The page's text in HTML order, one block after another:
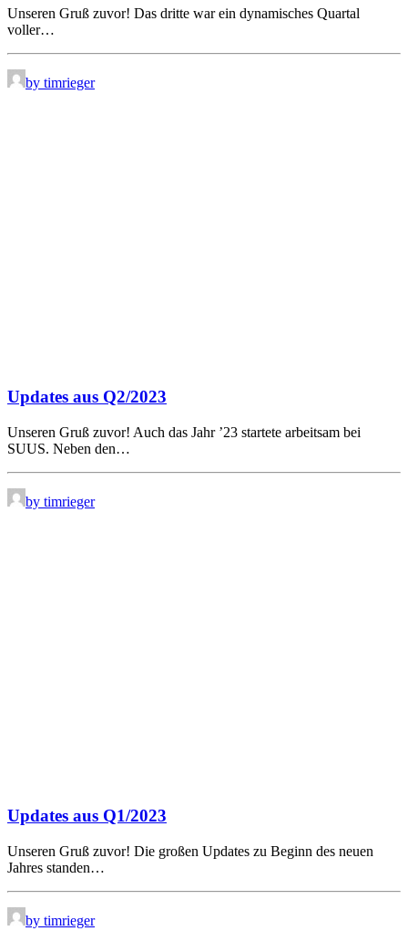
Unseren Gruß zuvor! Das dritte war ein dynamisches Quartal
voller…
by timrieger
Updates aus Q2/2023
Unseren Gruß zuvor! Auch das Jahr ’23 startete arbeitsam bei
SUUS. Neben den…
by timrieger
Updates aus Q1/2023
Unseren Gruß zuvor! Die großen Updates zu Beginn des neuen
Jahres standen…
by timrieger